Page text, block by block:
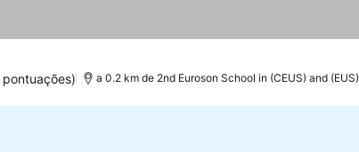
pontuações) a 0.2 km de 2nd Euroson School in (CEUS) and (EUS)